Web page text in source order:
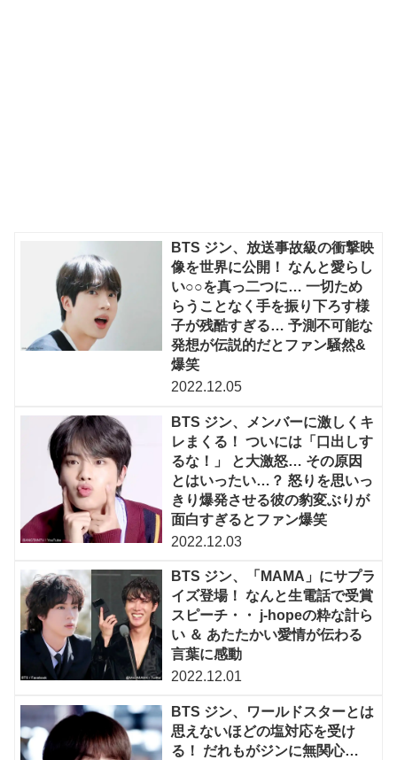
BTS ジン、放送事故級の衝撃映
像を世界に公開！ なんと愛らし
い○○を真っ二つに… 一切ため
らうことなく手を振り下ろす様
子が残酷すぎる… 予測不可能な
発想が伝説的だとファン騒然&
爆笑
2022.12.05
BTS ジン、メンバーに激しくキ
レまくる！ ついには「口出しす
るな！」 と大激怒… その原因
とはいったい…？ 怒りを思いっ
きり爆発させる彼の豹変ぶりが
面白すぎるとファン爆笑
2022.12.03
BTS ジン、「MAMA」にサプラ
イズ登場！ なんと生電話で受賞
スピーチ・・ j-hopeの粋な計ら
い ＆ あたたかい愛情が伝わる
言葉に感動
2022.12.01
BTS ジン、ワールドスターとは
思えないほどの塩対応を受け
る！ だれもがジンに無関心…